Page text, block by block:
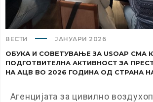
ВЕСТИ ЈАНУАРИ 2026
ОБУКА И СОВЕТУВАЊЕ ЗА USOAP CMA
ПОДГОТВИТЕЛНА АКТИВНОСТ ЗА
НА АЦВ ВО 2026 ГОДИНА ОД СТРАНА
Агенцијата за цивилно